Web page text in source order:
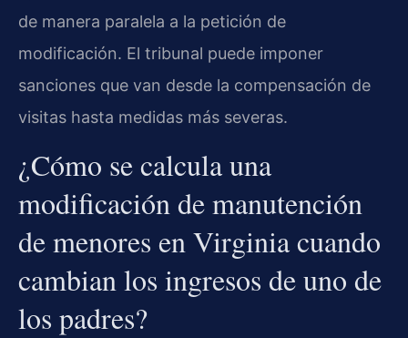
de manera paralela a la petición de
modificación. El tribunal puede imponer
sanciones que van desde la compensación de
visitas hasta medidas más severas.
¿Cómo se calcula una
modificación de manutención
de menores en Virginia cuando
cambian los ingresos de uno de
los padres?